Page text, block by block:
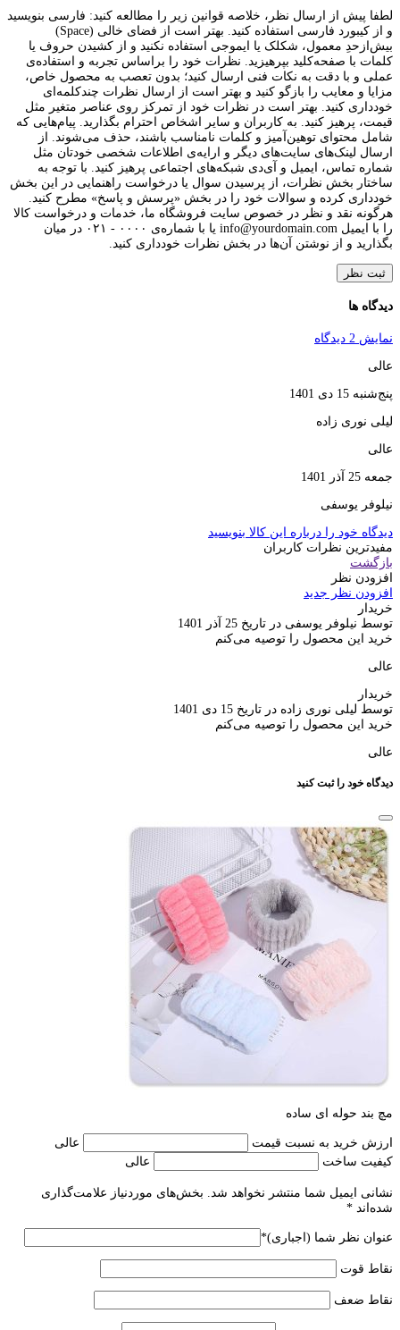
لطفا پیش از ارسال نظر، خلاصه قوانین زیر را مطالعه کنید: فارسی بنویسید
و از کیبورد فارسی استفاده کنید. بهتر است از فضای خالی (Space)
بیش‌از‌حدِ معمول، شکلک یا ایموجی استفاده نکنید و از کشیدن حروف یا
کلمات با صفحه‌کلید بپرهیزید. نظرات خود را براساس تجربه و استفاده‌ی
عملی و با دقت به نکات فنی ارسال کنید؛ بدون تعصب به محصول خاص،
مزایا و معایب را بازگو کنید و بهتر است از ارسال نظرات چندکلمه‌‌ای
خودداری کنید. بهتر است در نظرات خود از تمرکز روی عناصر متغیر مثل
قیمت، پرهیز کنید. به کاربران و سایر اشخاص احترام بگذارید. پیام‌هایی که
شامل محتوای توهین‌آمیز و کلمات نامناسب باشند، حذف می‌شوند. از
ارسال لینک‌های سایت‌های دیگر و ارایه‌ی اطلاعات شخصی خودتان مثل
شماره تماس، ایمیل و آی‌دی شبکه‌های اجتماعی پرهیز کنید. با توجه به
ساختار بخش نظرات، از پرسیدن سوال یا درخواست راهنمایی در این بخش
خودداری کرده و سوالات خود را در بخش «پرسش و پاسخ» مطرح کنید.
هرگونه نقد و نظر در خصوص سایت فروشگاه ما، خدمات و درخواست کالا
را با ایمیل info@yourdomain.com یا با شماره‌ی ۰۰۰۰ - ۰۲۱ در میان
بگذارید و از نوشتن آن‌ها در بخش نظرات خودداری کنید.
ثبت نظر
دیدگاه ها
نمایش 2 دیدگاه
عالی
پنج‌شنبه 15 دی 1401
لیلی نوری زاده
عالی
جمعه 25 آذر 1401
نیلوفر یوسفی
دیدگاه خود را درباره این کالا بنویسید
مفیدترین نظرات کاربران
بازگشت
افزودن نظر
افزودن نظر جدید
خریدار
توسط نیلوفر یوسفی در تاریخ 25 آذر 1401
خرید این محصول را توصیه می‌کنم
عالی
خریدار
توسط لیلی نوری زاده در تاریخ 15 دی 1401
خرید این محصول را توصیه می‌کنم
عالی
دیدگاه خود را ثبت کنید
مچ بند حوله ای ساده
ارزش خرید به نسبت قیمت
عالی
کیفیت ساخت
عالی
نشانی ایمیل شما منتشر نخواهد شد. بخش‌های موردنیاز علامت‌گذاری
شده‌اند *
عنوان نظر شما (اجباری)*
نقاط قوت
نقاط ضعف